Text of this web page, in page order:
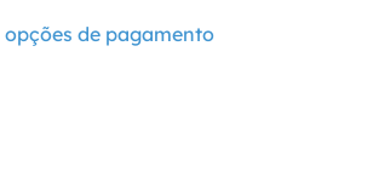
de pagamento